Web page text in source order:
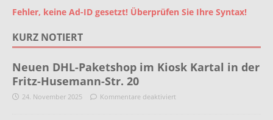
Fehler, keine Ad-ID gesetzt! Überprüfen Sie Ihre Syntax!
KURZ NOTIERT
Neuen DHL-Paketshop im Kiosk Kartal in der
Fritz-Husemann-Str. 20
24. November 2025 Kommentare deaktiviert